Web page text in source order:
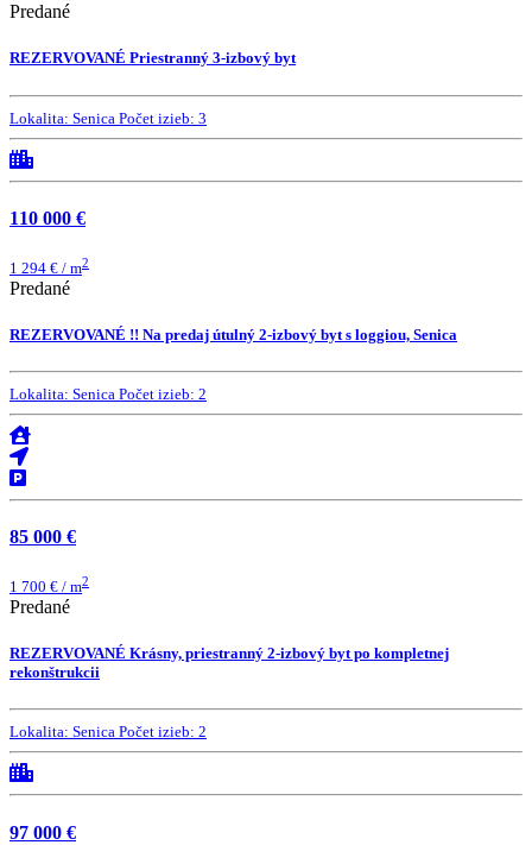
Predané
REZERVOVANÉ Priestranný 3-izbový byt
Lokalita: Senica Počet izieb: 3
110 000 €
1 294 € / m2
Predané
REZERVOVANÉ !! Na predaj útulný 2-izbový byt s loggiou, Senica
Lokalita: Senica Počet izieb: 2
85 000 €
1 700 € / m2
Predané
REZERVOVANÉ Krásny, priestranný 2-izbový byt po kompletnej
rekonštrukcii
Lokalita: Senica Počet izieb: 2
97 000 €